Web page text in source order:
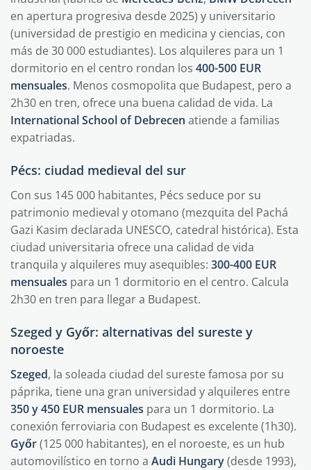
en apertura progresiva desde 2025) y universitario
(universidad de prestigio en medicina y ciencias, con
más de 30 000 estudiantes). Los alquileres para un 1
dormitorio en el centro rondan los 400-500 EUR
mensuales. Menos cosmopolita que Budapest, pero a
2h30 en tren, ofrece una buena calidad de vida. La
International School of Debrecen atiende a familias
expatriadas.
Pécs: ciudad medieval del sur
Con sus 145 000 habitantes, Pécs seduce por su
patrimonio medieval y otomano (mezquita del Pachá
Gazi Kasim declarada UNESCO, catedral histórica). Esta
ciudad universitaria ofrece una calidad de vida
tranquila y alquileres muy asequibles: 300-400 EUR
mensuales para un 1 dormitorio en el centro. Calcula
2h30 en tren para llegar a Budapest.
Szeged y Győr: alternativas del sureste y
noroeste
Szeged, la soleada ciudad del sureste famosa por su
páprika, tiene una gran universidad y alquileres entre
350 y 450 EUR mensuales para un 1 dormitorio. La
conexión ferroviaria con Budapest es excelente (1h30).
Győr(125 000 habitantes), en el noroeste, es un hub
automovilístico en torno a Audi Hungary(desde 1993),